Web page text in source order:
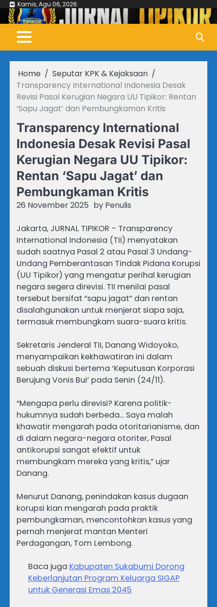
Skip
content
Kamis, Agu 06, 2026
Home
Seputar KPK & Kejaksaan
Transparency International Indonesia Desak
Revisi Pasal Kerugian Negara UU Tipikor: Rentan
‘Sapu Jagat’ dan Pembungkaman Kritis
Transparency International
Indonesia Desak Revisi Pasal
Kerugian Negara UU Tipikor:
Rentan ‘Sapu Jagat’ dan
Pembungkaman Kritis
26 November 2025 by Penulis
Jakarta, JURNAL TIPIKOR – Transparency
International Indonesia (TII) menyatakan
sudah saatnya Pasal 2 atau Pasal 3 Undang-
Undang Pemberantasan Tindak Pidana Korupsi
(UU Tipikor) yang mengatur perihal kerugian
negara segera direvisi. TII menilai pasal
tersebut bersifat “sapu jagat” dan rentan
disalahgunakan untuk menjerat siapa saja,
termasuk membungkam suara-suara kritis.
Sekretaris Jenderal TII, Danang Widoyoko,
menyampaikan kekhawatiran ini dalam
sebuah diskusi bertema ‘Keputusan Korporasi
Berujung Vonis Bui’ pada Senin (24/11).
“Mengapa perlu direvisi? Karena politik-
hukumnya sudah berbeda… Saya malah
khawatir mengarah pada otoritarianisme, dan
di dalam negara-negara otoriter, Pasal
antikorupsi sangat efektif untuk
membungkam mereka yang kritis,” ujar
Danang.
Menurut Danang, penindakan kasus dugaan
korupsi kian mengarah pada praktik
pembungkaman, mencontohkan kasus yang
pernah menjerat mantan Menteri
Perdagangan, Tom Lembong.
Baca juga Kabupaten Sukabumi Dorong
Keberlanjutan Program Keluarga SIGAP
untuk Generasi Emas 2045